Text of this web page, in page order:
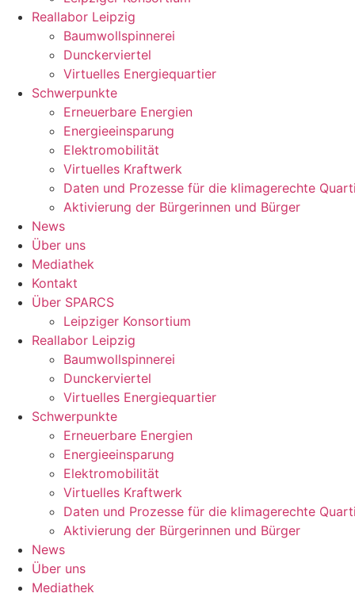
Reallabor Leipzig
Baumwollspinnerei
Dunckerviertel
Virtuelles Energiequartier
Schwerpunkte
Erneuerbare Energien
Energieeinsparung
Elektromobilität
Virtuelles Kraftwerk
Daten und Prozesse für die klimagerechte
Aktivierung der Bürgerinnen und Bürger
News
Über uns
Mediathek
Kontakt
Über SPARCS
Leipziger Konsortium
Reallabor Leipzig
Baumwollspinnerei
Dunckerviertel
Virtuelles Energiequartier
Schwerpunkte
Erneuerbare Energien
Energieeinsparung
Elektromobilität
Virtuelles Kraftwerk
Daten und Prozesse für die klimagerechte
Aktivierung der Bürgerinnen und Bürger
News
Über uns
Mediathek